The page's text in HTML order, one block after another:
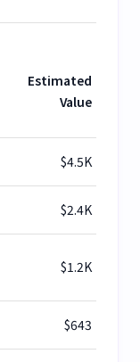
Estimated
Value
$4.5K
$2.4K
$1.2K
$643